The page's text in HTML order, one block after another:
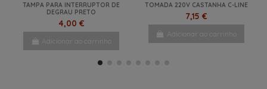
TAMPA PARA INTERRUPTOR DE
DEGRAU PRETO
4,00 €
Adicionar ao carrinho
TOMADA 220V CASTANHA C-LINE
7,15 €
Adicionar ao carrinho